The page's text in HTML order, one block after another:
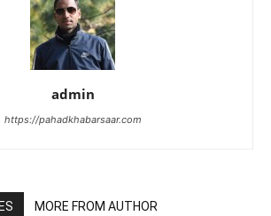
admin
https://pahadkhabarsaar.com
MORE FROM AUTHOR